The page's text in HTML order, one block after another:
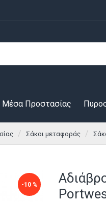
Μέσα Προστασίας
Σάκοι μεταφοράς
-10 %